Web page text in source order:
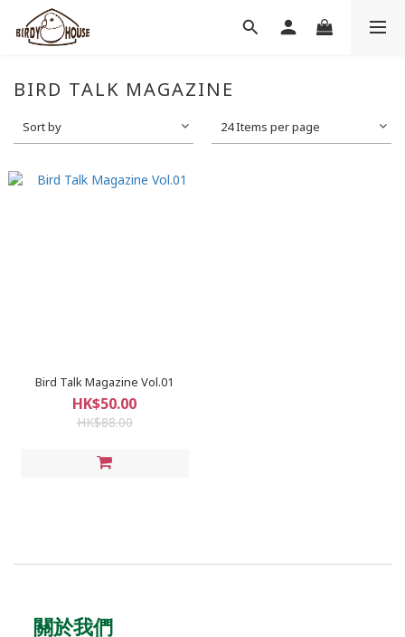
BIRD TALK MAGAZINE
Sort by 24 Items per page
Bird Talk Magazine Vol.01
HK$50.00
HK$88.00
關於我們